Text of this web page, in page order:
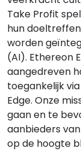
Take Profit
hun
worden
(AI). Ethereon
aangedreven
toegankelijk
Edge. Onze
gaan en te
aanbieders
op de hoogte